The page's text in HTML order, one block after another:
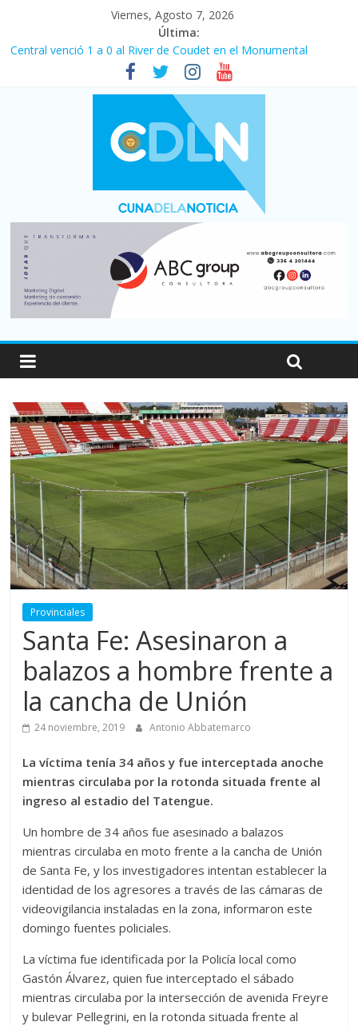
Viernes, Agosto 7, 2026
Última:
Fuerte caída de la venta de autos usados en julio: bajó un 12,6%
interanual
Central venció 1 a 0 al River de Coudet en el Monumental
La morosidad alcanzó su nivel más alto en dos décadas y ya
afecta a 400 mil deudores en Santa Fe
Desde que asumió Milei cerraron 41.000 kioscos: el sector
denuncia crisis como en 2001
Vacaciones de invierno con más movimiento y consumo
turístico: 4,6 millones de personas viajaron por el país, un 5,9%
Provinciales
Santa Fe: Asesinaron a
balazos a hombre frente a
la cancha de Unión
24 noviembre, 2019 Antonio Abbatemarco
La víctima tenía 34 años y fue interceptada anoche
mientras circulaba por la rotonda situada frente al
ingreso al estadio del Tatengue.
Un hombre de 34 años fue asesinado a balazos
mientras circulaba en moto frente a la cancha de Unión
de Santa Fe, y los investigadores intentan establecer la
identidad de los agresores a través de las cámaras de
videovigilancia instaladas en la zona, informaron este
domingo fuentes policiales.
La víctima fue identificada por la Policía local como
Gastón Álvarez, quien fue interceptado el sábado
mientras circulaba por la intersección de avenida Freyre
y bulevar Pellegrini, en la rotonda situada frente al